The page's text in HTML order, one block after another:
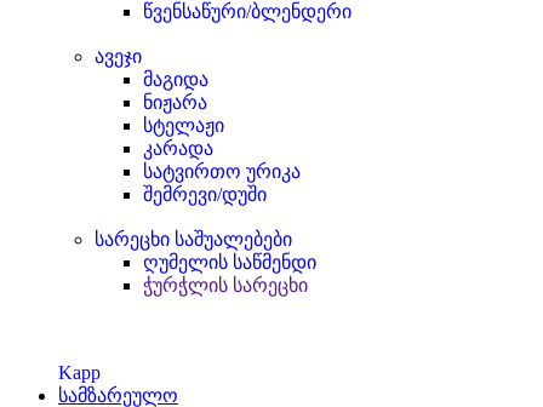
წვენსაწური/ბლენდერი
ავეჯი
მაგიდა
ნიჟარა
სტელაჟი
კარადა
სატვირთო ურიკა
შემრევი/დუში
სარეცხი საშუალებები
ღუმელის საწმენდი
ჭურჭლის სარეცხი
Kapp
სამზარეულო